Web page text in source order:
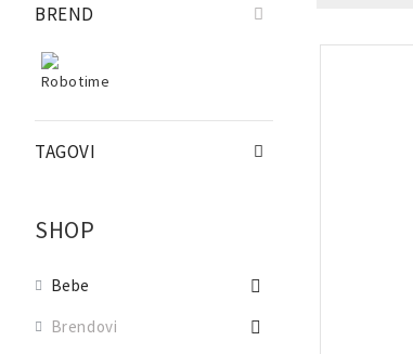
BREND
TAGOVI
SHOP
Bebe
Brendovi